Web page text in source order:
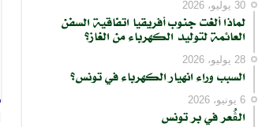
كتابة بريدك الإلكتروني...
30 يوليو، 2026
لماذا ألغت جنوب أفريقيا اتفاقية السفن
العائمة لتوليد الكهرباء من الغاز؟
28 يوليو، 2026
السبب وراء انهيار الكهرباء في تونس؟
6 يونيو، 2026
الڨُعر في بر تونس